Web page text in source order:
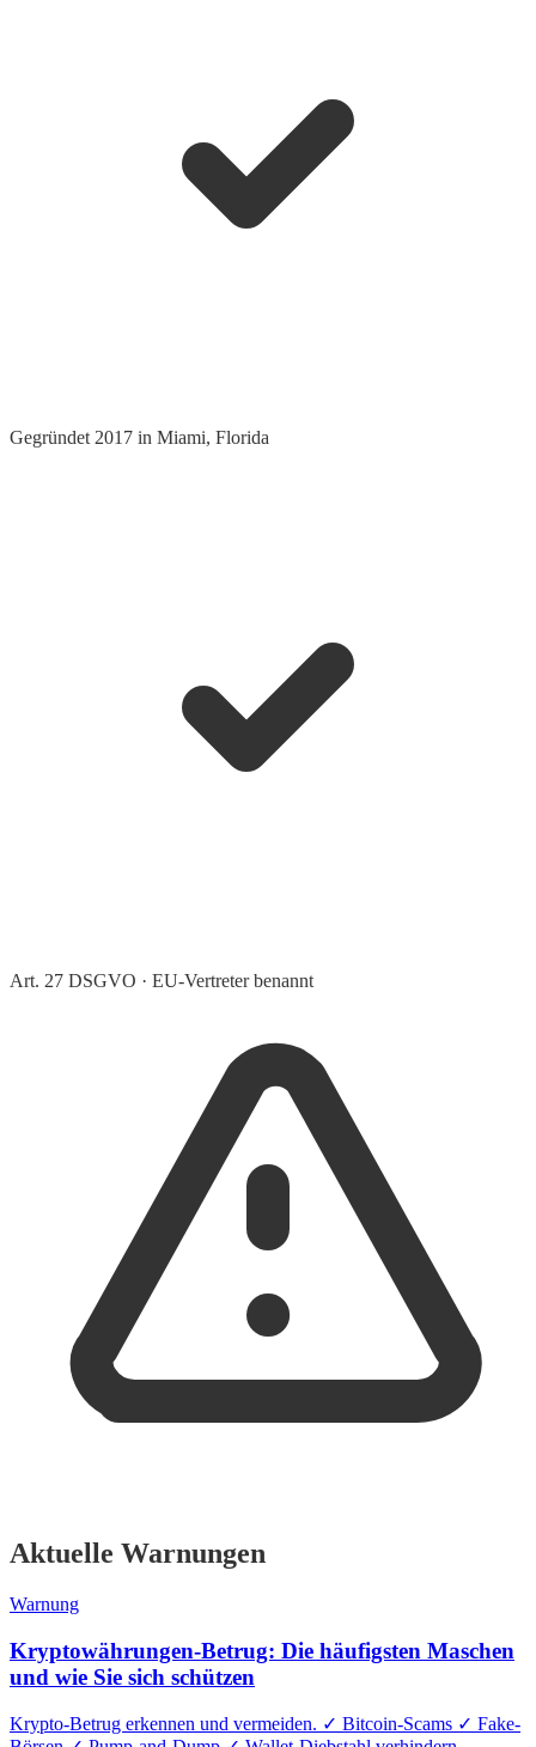
Gegründet 2017 in Miami, Florida
Art. 27 DSGVO · EU-Vertreter benannt
Aktuelle Warnungen
Warnung
Kryptowährungen-Betrug: Die häufigsten Maschen
und wie Sie sich schützen
Krypto-Betrug erkennen und vermeiden. ✓ Bitcoin-Scams ✓ Fake-